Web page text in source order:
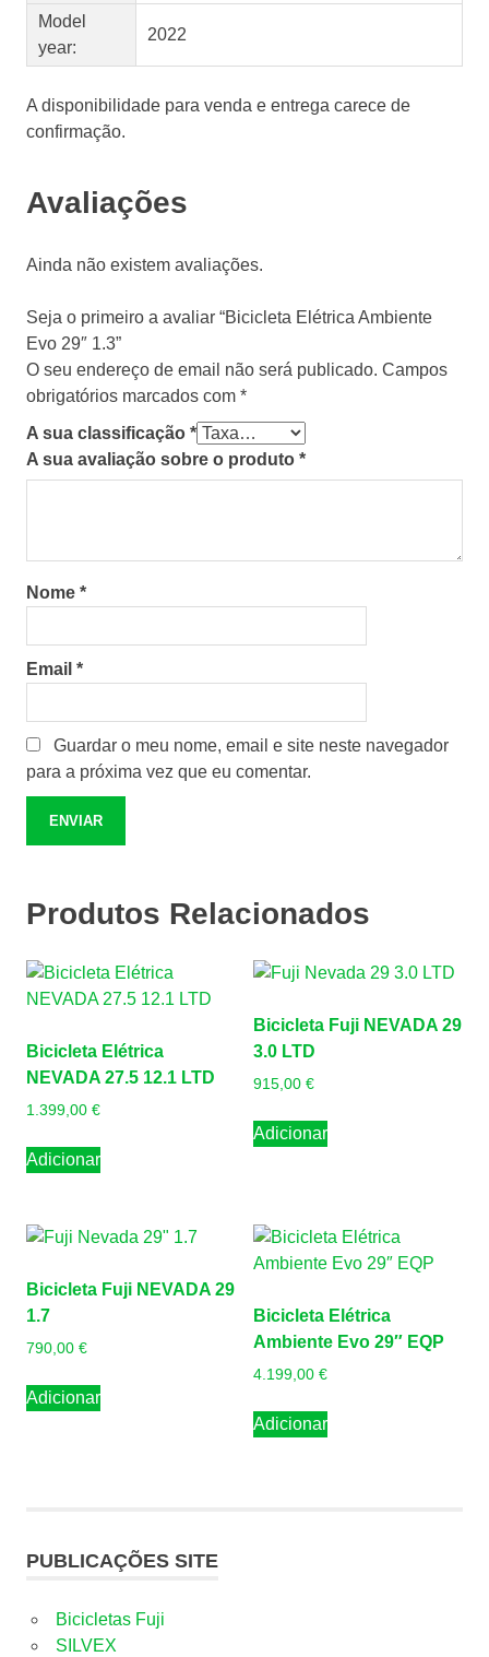
Model
year:
2022
A disponibilidade para venda e entrega carece de
confirmação.
Avaliações
Ainda não existem avaliações.
Seja o primeiro a avaliar “Bicicleta Elétrica Ambiente
Evo 29″ 1.3”
O seu endereço de email não será publicado. Campos
obrigatórios marcados com *
A sua classificação *
A sua avaliação sobre o produto *
Nome *
Email *
Guardar o meu nome, email e site neste navegador
para a próxima vez que eu comentar.
Produtos Relacionados
Bicicleta Elétrica
NEVADA 27.5 12.1 LTD
1.399,00 €
Adicionar
Bicicleta Fuji NEVADA 29
3.0 LTD
915,00 €
Adicionar
Bicicleta Fuji NEVADA 29
1.7
790,00 €
Adicionar
Bicicleta Elétrica
Ambiente Evo 29″ EQP
4.199,00 €
Adicionar
PUBLICAÇÕES SITE
Bicicletas Fuji
SILVEX